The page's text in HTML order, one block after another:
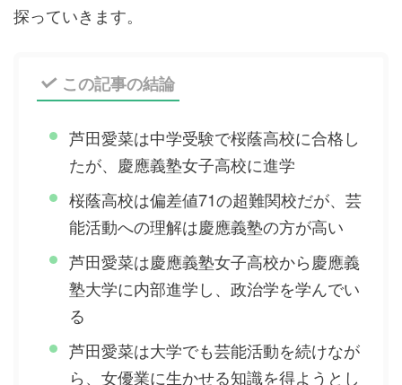
探っていきます。
この記事の結論
芦田愛菜は中学受験で桜蔭高校に合格し
たが、慶應義塾女子高校に進学
桜蔭高校は偏差値71の超難関校だが、芸
能活動への理解は慶應義塾の方が高い
芦田愛菜は慶應義塾女子高校から慶應義
塾大学に内部進学し、政治学を学んでい
る
芦田愛菜は大学でも芸能活動を続けなが
ら、女優業に生かせる知識を得ようとし